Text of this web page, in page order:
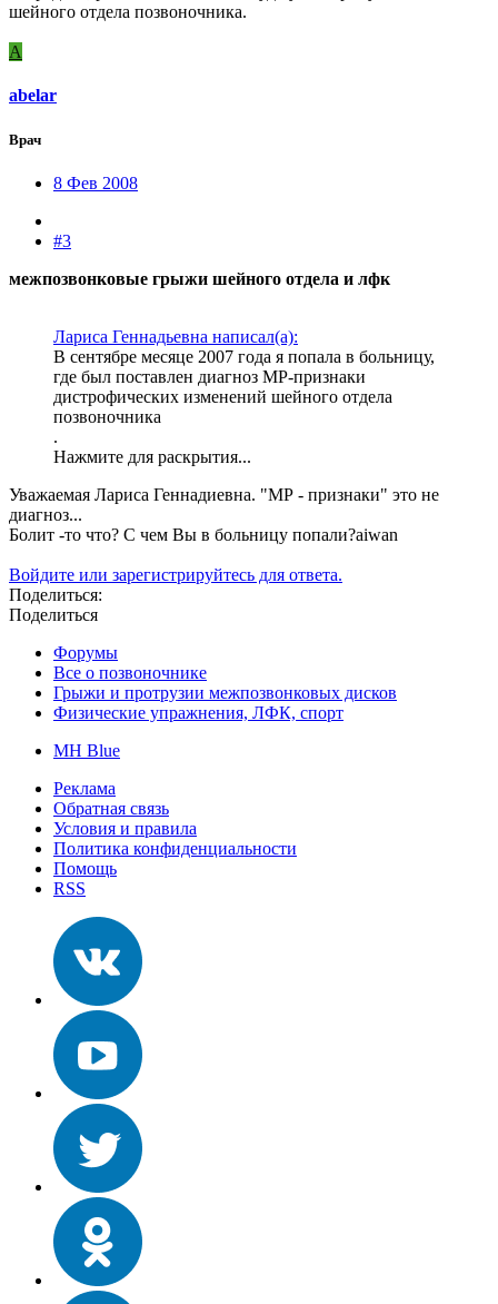
шейного отдела позвоночника.
A
abelar
Врач
8 Фев 2008
#3
межпозвонковые грыжи шейного отдела и лфк
Лариса Геннадьевна написал(а):
В сентябре месяце 2007 года я попала в больницу,
где был поставлен диагноз МР-признаки
дистрофических изменений шейного отдела
позвоночника
.
Нажмите для раскрытия...
Уважаемая Лариса Геннадиевна. "МР - признаки" это не
диагноз...
Болит -то что? С чем Вы в больницу попали?aiwan
Войдите или зарегистрируйтесь для ответа.
Поделиться:
Поделиться
Форумы
Все о позвоночнике
Грыжи и протрузии межпозвонковых дисков
Физические упражнения, ЛФК, спорт
MH Blue
Реклама
Обратная связь
Условия и правила
Политика конфиденциальности
Помощь
RSS